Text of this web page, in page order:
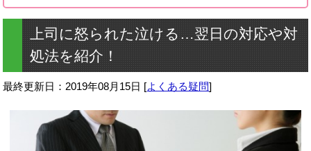
上司に怒られた泣ける…翌日の対応や対
処法を紹介！
最終更新日： 2019年08月15日 [よくある疑問]